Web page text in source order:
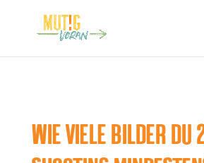
Wie viele Bilder du